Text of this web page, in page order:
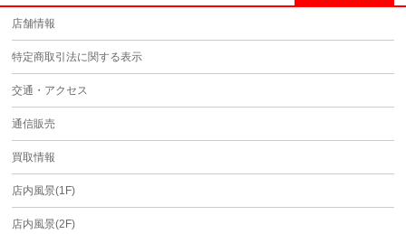
店舗情報
特定商取引法に関する表示
交通・アクセス
通信販売
買取情報
店内風景(1F)
店内風景(2F)